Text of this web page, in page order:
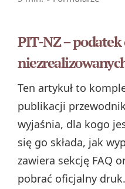
PIT-NZ –
Ten artykuł to
publikacji
wyjaśnia, dla kogo
się go składa, jak
zawiera sekcję FAQ
pobrać oficjalny